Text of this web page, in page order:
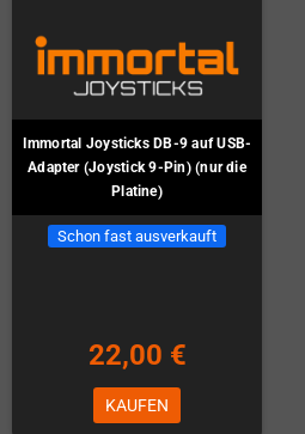
Immortal Joysticks DB-9 auf USB-
Adapter (Joystick 9-Pin) (nur die
Platine)
Schon fast ausverkauft
22,00 €
KAUFEN